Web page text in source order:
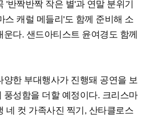
'반짝반짝 작은 별'과 연말 분위기
스 캐럴 메들리'도 함께 준비해 소
다. 샌드아티스트 윤여경도 함께
양한 부대행사가 진행돼 공연을 보
풍성함을 더할 예정이다. 크리스마
네 컷 가족사진 찍기, 산타클로스